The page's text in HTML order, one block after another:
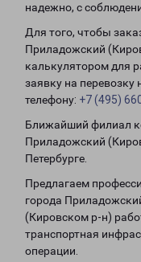
надежно, с
Для того, чтобы
Приладожский
калькулятором для
заявку на перевозку
телефону: +7 (495)
Ближайший филиал
Приладожский
Петербурге.
Предлагаем
города
(Кировском р-н)
транспортная
операции.